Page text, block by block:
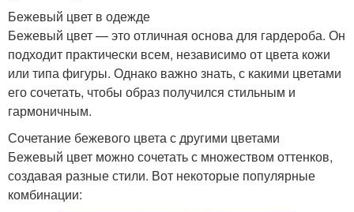
Бежевый цвет в одежде
Бежевый цвет — это отличная основа для гардероба. Он
подходит практически всем, независимо от цвета кожи
или типа фигуры. Однако важно знать, с какими цветами
его сочетать, чтобы образ получился стильным и
гармоничным.
Сочетание бежевого цвета с другими цветами
Бежевый цвет можно сочетать с множеством оттенков,
создавая разные стили. Вот некоторые популярные
комбинации: